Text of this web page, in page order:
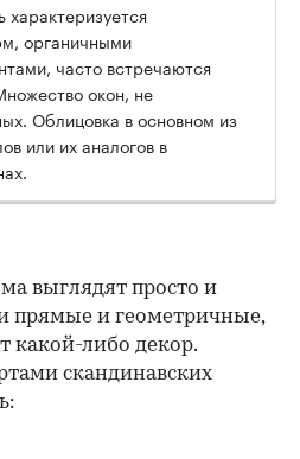
органичными
часто встречаются
окон, не
Облицовка в основном из
или их аналогов в
выглядят просто и
прямые и геометричные,
какой-либо декор.
скандинавских